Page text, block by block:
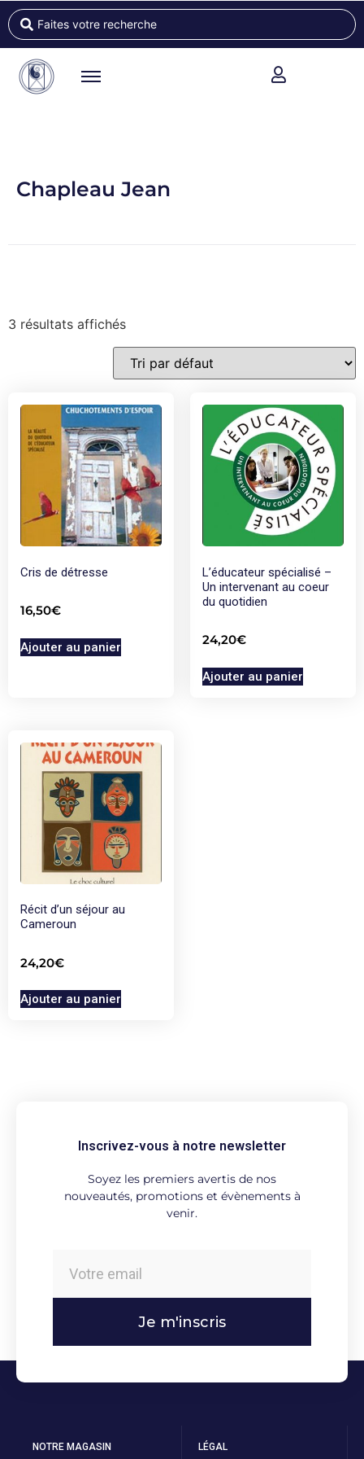
Chapleau Jean
3 résultats affichés
Cris de détresse
16,50€
Ajouter au panier
L’éducateur spécialisé –
Un intervenant au coeur
du quotidien
24,20€
Ajouter au panier
Récit d’un séjour au
Cameroun
24,20€
Ajouter au panier
Inscrivez-vous à notre newsletter
Soyez les premiers avertis de nos
nouveautés, promotions et évènements à
venir.
Je m'inscris
NOTRE MAGASIN LÉGAL